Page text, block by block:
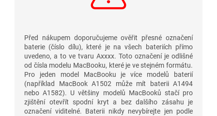
Před nákupem doporučujeme ověřit přesné označení
baterie (číslo dílu), které je na všech bateriích přímo
uvedeno, a to ve tvaru Axxxx. Toto označení je odlišné
od čísla modelu MacBooku, které je ve stejném formátu.
Pro jeden model MacBooku je více modelů baterií
(například MacBook A1502 může mít baterii A1494
nebo A1582). U většiny modelů MacBooků stačí pro
zjištění otevřít spodní kryt a bez dalšího zásahu je
označení viditelné. Baterii nikdy nevybírejte jen podle